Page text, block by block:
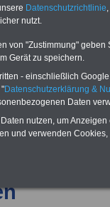
Dienst
und sparen:
-
Gesetzliche
-
Datenschutzrichtlinie
nutzt.
von "Zustimmung"
Gerät zu speichern.
- einschließlich
Datenschutzerklärung &
Daten
nutzen, um
und verwenden